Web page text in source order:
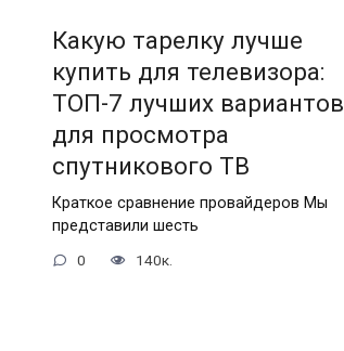
Какую тарелку лучше
купить для телевизора:
ТОП-7 лучших вариантов
для просмотра
спутникового ТВ
Краткое сравнение провайдеров Мы
представили шесть
0 140к.